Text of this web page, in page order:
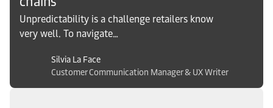
Unpredictability is a challenge retailers know
very well. To navigate
build resilient supply chains? Discover the
insights here.
Silvia La Face
Customer Communication Manager & UX Writer